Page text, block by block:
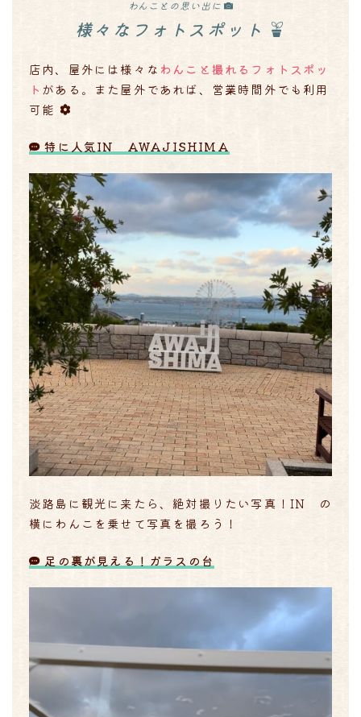
わんことの思い出に
様々なフォトスポット
店内、屋外には様々な わんこと撮れるフォトスポッ
ト がある。また屋外であれば、営業時間外でも利用
可能
特に人気IN AWAJISHIMA
淡路島に観光に来たら、絶対撮りたい写真！IN の
横にわんこを乗せて写真を撮ろう！
足の裏が見える！ガラスの台